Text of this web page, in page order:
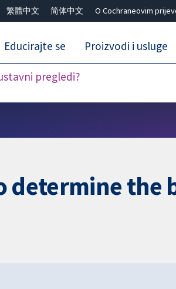
繁體中文 简体中文 O Cochraneovim
pregledi?
Educirajte se Proizvodi i usluge
determine the